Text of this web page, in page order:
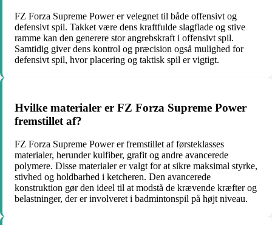
FZ Forza Supreme Power er velegnet til både offensivt og
defensivt spil. Takket være dens kraftfulde slagflade og stive
ramme kan den generere stor angrebskraft i offensivt spil.
Samtidig giver dens kontrol og præcision også mulighed for
defensivt spil, hvor placering og taktisk spil er vigtigt.
Hvilke materialer er FZ Forza Supreme Power
fremstillet af?
FZ Forza Supreme Power er fremstillet af førsteklasses
materialer, herunder kulfiber, grafit og andre avancerede
polymere. Disse materialer er valgt for at sikre maksimal styrke,
stivhed og holdbarhed i ketcheren. Den avancerede
konstruktion gør den ideel til at modstå de krævende kræfter og
belastninger, der er involveret i badmintonspil på højt niveau.